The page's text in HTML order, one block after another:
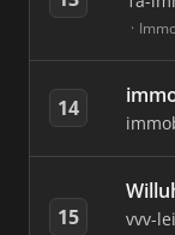
14
15 vvv-